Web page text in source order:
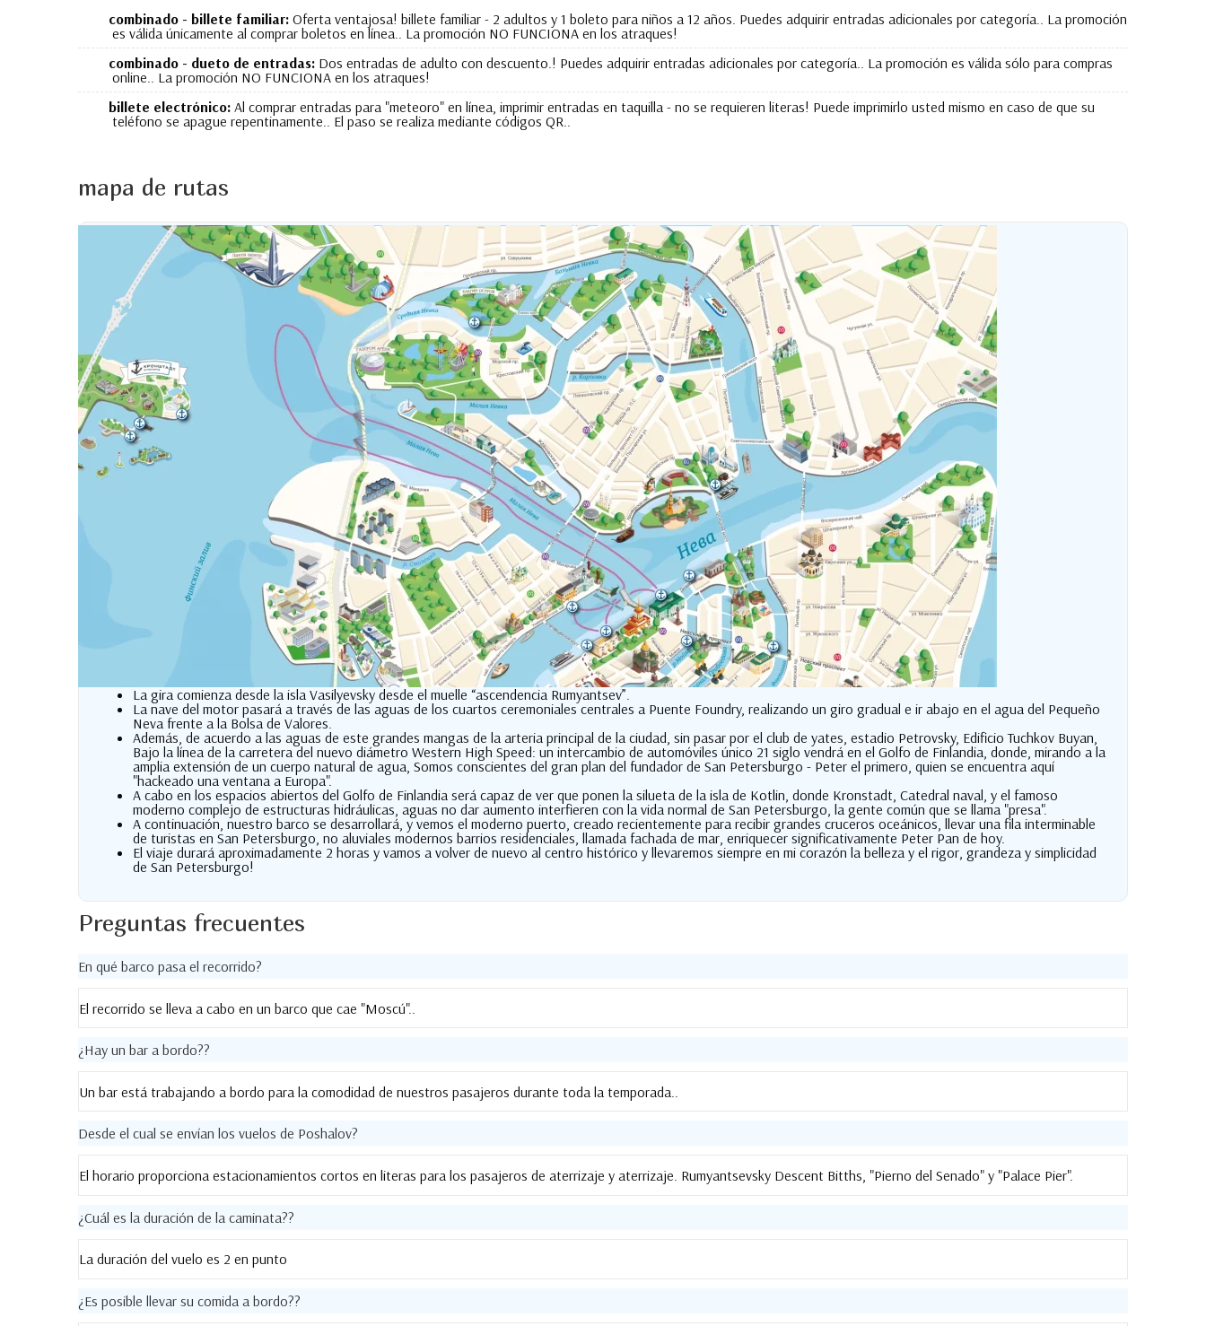
combinado - billete familiar: Oferta ventajosa! billete familiar - 2 adultos y 1 boleto para niños a 12 años. Puedes adquirir entradas adicionales por categoría.. La promoción
es válida únicamente al comprar boletos en línea.. La promoción NO FUNCIONA en los atraques!
combinado - dueto de entradas: Dos entradas de adulto con descuento.! Puedes adquirir entradas adicionales por categoría.. La promoción es válida sólo para compras
online.. La promoción NO FUNCIONA en los atraques!
billete electrónico: Al comprar entradas para "meteoro" en línea, imprimir entradas en taquilla - no se requieren literas! Puede imprimirlo usted mismo en caso de que su
teléfono se apague repentinamente.. El paso se realiza mediante códigos QR..
mapa de rutas
La gira comienza desde la isla Vasilyevsky desde el muelle “ascendencia Rumyantsev”.
La nave del motor pasará a través de las aguas de los cuartos ceremoniales centrales a Puente Foundry, realizando un giro gradual e ir abajo en el agua del Pequeño
Neva frente a la Bolsa de Valores.
Además, de acuerdo a las aguas de este grandes mangas de la arteria principal de la ciudad, sin pasar por el club de yates, estadio Petrovsky, Edificio Tuchkov Buyan,
Bajo la línea de la carretera del nuevo diámetro Western High Speed: un intercambio de automóviles único 21 siglo vendrá en el Golfo de Finlandia, donde, mirando a la
amplia extensión de un cuerpo natural de agua, Somos conscientes del gran plan del fundador de San Petersburgo - Peter el primero, quien se encuentra aquí
"hackeado una ventana a Europa".
A cabo en los espacios abiertos del Golfo de Finlandia será capaz de ver que ponen la silueta de la isla de Kotlin, donde Kronstadt, Catedral naval, y el famoso
moderno complejo de estructuras hidráulicas, aguas no dar aumento interfieren con la vida normal de San Petersburgo, la gente común que se llama "presa".
A continuación, nuestro barco se desarrollará, y vemos el moderno puerto, creado recientemente para recibir grandes cruceros oceánicos, llevar una fila interminable
de turistas en San Petersburgo, no aluviales modernos barrios residenciales, llamada fachada de mar, enriquecer significativamente Peter Pan de hoy.
El viaje durará aproximadamente 2 horas y vamos a volver de nuevo al centro histórico y llevaremos siempre en mi corazón la belleza y el rigor, grandeza y simplicidad
de San Petersburgo!
Preguntas frecuentes
En qué barco pasa el recorrido?
El recorrido se lleva a cabo en un barco que cae "Moscú"..
¿Hay un bar a bordo??
Un bar está trabajando a bordo para la comodidad de nuestros pasajeros durante toda la temporada..
Desde el cual se envían los vuelos de Poshalov?
El horario proporciona estacionamientos cortos en literas para los pasajeros de aterrizaje y aterrizaje. Rumyantsevsky Descent Bitths, "Pierno del Senado" y "Palace Pier".
¿Cuál es la duración de la caminata??
La duración del vuelo es 2 en punto
¿Es posible llevar su comida a bordo??